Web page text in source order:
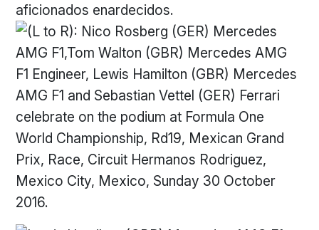
aficionados enardecidos.